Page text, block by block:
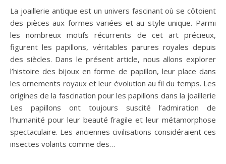
La joaillerie antique est un univers fascinant où se côtoient
des pièces aux formes variées et au style unique. Parmi
les nombreux motifs récurrents de cet art précieux,
figurent les papillons, véritables parures royales depuis
des siècles. Dans le présent article, nous allons explorer
l’histoire des bijoux en forme de papillon, leur place dans
les ornements royaux et leur évolution au fil du temps. Les
origines de la fascination pour les papillons dans la joaillerie
Les papillons ont toujours suscité l’admiration de
l’humanité pour leur beauté fragile et leur métamorphose
spectaculaire. Les anciennes civilisations considéraient ces
insectes volants comme des…